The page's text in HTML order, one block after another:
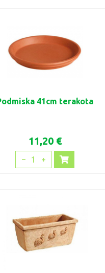
41cm terakota
11,20 €
1